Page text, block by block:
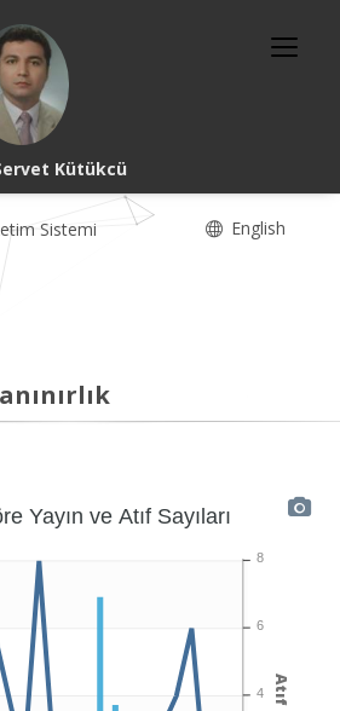
Kütükcü
Sistemi English
Yayın ve Atıf Sayıları
8
6
4 Atıf